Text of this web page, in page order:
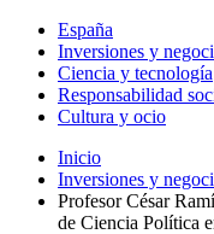
España
Inversiones y
Ciencia y tecnología
Responsabilidad
Cultura y ocio
Inicio
Inversiones y
Profesor César
de Ciencia Política